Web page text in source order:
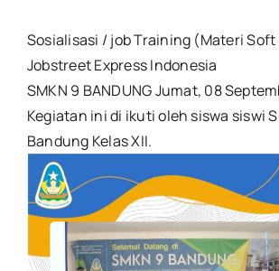
Sosialisasi / job Training (Materi
Jobstreet Express Indonesia
SMKN 9 BANDUNG Jumat, 08
Kegiatan ini di ikuti oleh siswa siswi
Bandung Kelas XII.